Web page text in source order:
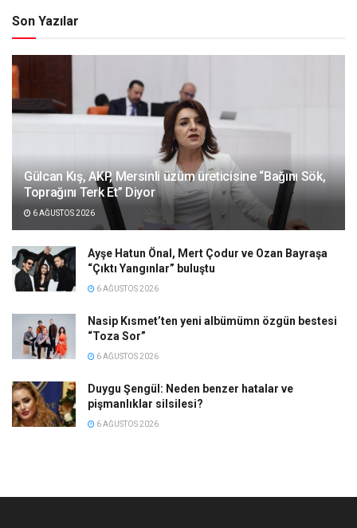
Son Yazılar
Gülcan Kış, AKP, Mersinli üzüm üreticisine “Bağını Sök,
Toprağını Terk Et” Diyor
6 AĞUSTOS 2026
Ayşe Hatun Önal, Mert Çodur ve Ozan Bayraşa
“Çıktı Yangınlar” buluştu
6 AĞUSTOS 2026
Nasip Kısmet’ten yeni albümümn özgün bestesi
“Toza Sor”
6 AĞUSTOS 2026
Duygu Şengül: Neden benzer hatalar ve
pişmanlıklar silsilesi?
6 AĞUSTOS 2026